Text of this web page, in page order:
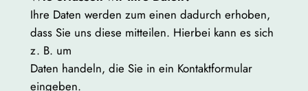
Ihre Daten werden zum einen dadurch erhoben,
dass Sie uns diese mitteilen. Hierbei kann es sich
z. B. um
Daten handeln, die Sie in ein Kontaktformular
eingeben.